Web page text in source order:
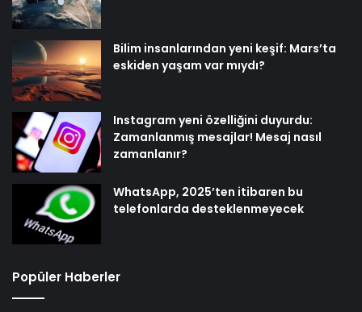
Bilim insanlarından yeni keşif: Mars’ta
eskiden yaşam var mıydı?
Instagram yeni özelliğini duyurdu:
Zamanlanmış mesajlar! Mesaj nasıl
zamanlanır?
WhatsApp, 2025’ten itibaren bu
telefonlarda desteklenmeyecek
Popüler Haberler